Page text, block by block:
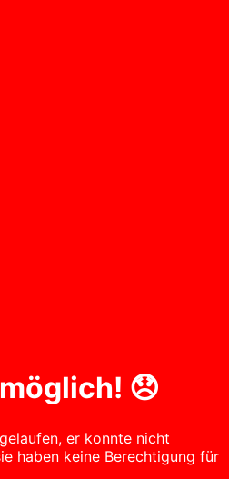
😞
er konnte nicht
haben keine Berechtigung für